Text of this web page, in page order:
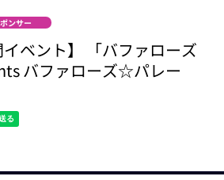
ンサー
イベント】 「バファローズ
バファローズ☆パレー